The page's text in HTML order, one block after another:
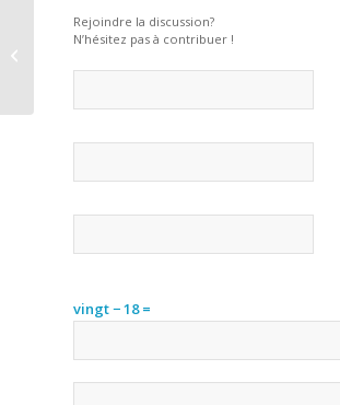
Rejoindre la discussion?
N’hésitez pas à contribuer !
vingt − 18 =